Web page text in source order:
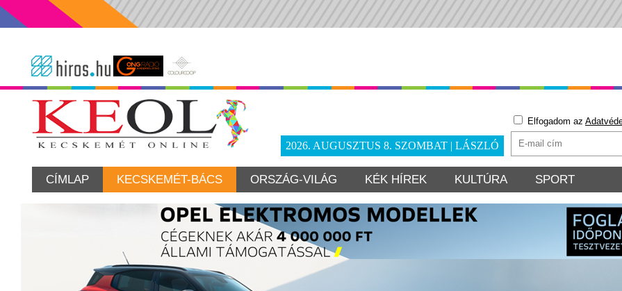
2026. AUGUSZTUS 8. SZOMBAT | LÁSZLÓ
Elfogadom az
CÍMLAP KECSKEMÉT-BÁCS ORSZÁG-VILÁG KÉK HÍREK KULTÚRA SPORT